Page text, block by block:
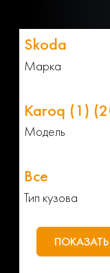
Марка
Модель
Тип кузова